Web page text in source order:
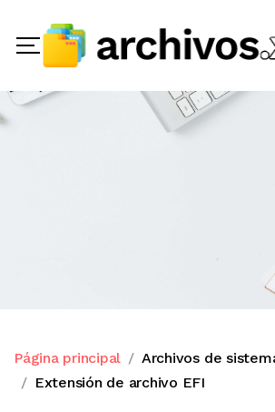
Página principal
Archivos de
Extensión de archivo EFI